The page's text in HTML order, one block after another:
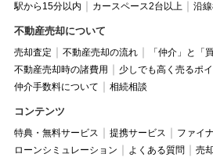
駅から15分以内
カースペース2台以上 沿
不動産売却について
売却査定 不動産売却の流れ
「仲介」と「
不動産売却時の諸費用
少しでも高く売るポ
仲介手数料について
相続相談
コンテンツ
特典・無料サービス 提携サービス
ファイ
ローンシミュレーション
よくある質問
売